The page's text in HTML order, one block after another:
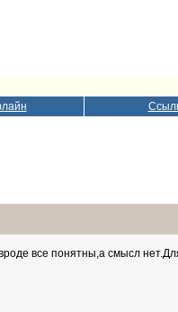
все понятны,а смысл